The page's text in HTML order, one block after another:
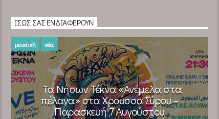
ΊΣΩΣ ΣΑΣ ΕΝΔΙΑΦΈΡΟΥΝ
μουσική νέα
Τα Νήσων Τέκνα «Ανέμελα στα
πέλαγα» στα Χρούσσα Σύρου –
Παρασκευή 7 Αυγούστου